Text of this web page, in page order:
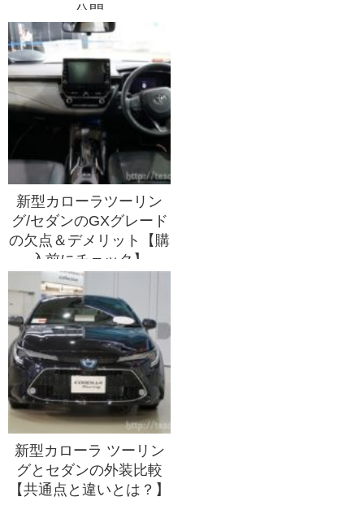
公開
新型カローラツーリン
グ/セダンのGXグレード
の欠点＆デメリット【購
入前にチェック】
新型カローラ ツーリン
グとセダンの外装比較
【共通点と違いとは？】